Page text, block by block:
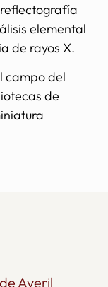
elemental
de rayos X.
campo del
de
Averil